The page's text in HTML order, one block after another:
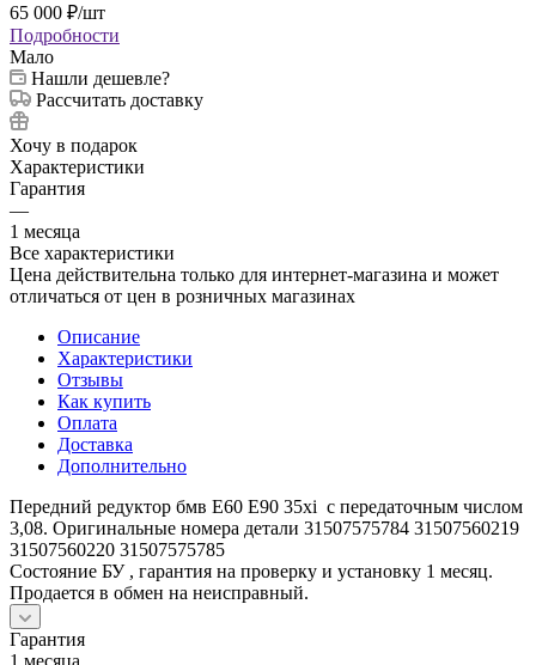
65 000 ₽/шт
Подробности
Мало
Нашли дешевле?
Рассчитать доставку
Хочу в подарок
Характеристики
Гарантия
—
1 месяца
Все характеристики
Цена действительна только для интернет-магазина и может
отличаться от цен в розничных магазинах
Описание
Характеристики
Отзывы
Как купить
Оплата
Доставка
Дополнительно
Передний редуктор бмв Е60 Е90 35xi с передаточным числом
3,08. Оригинальные номера детали 31507575784 31507560219
31507560220 31507575785
Состояние БУ , гарантия на проверку и установку 1 месяц.
Продается в обмен на неисправный.
Гарантия
1 месяца